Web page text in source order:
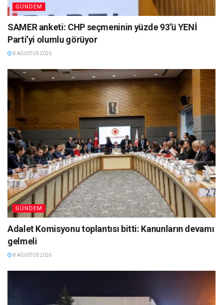
GÜNDEM
SAMER anketi: CHP seçmeninin yüzde 93’ü YENİ
Parti’yi olumlu görüyor
8 AĞUSTOS 2026
GÜNDEM
Adalet Komisyonu toplantısı bitti: Kanunların devamı
gelmeli
8 AĞUSTOS 2026